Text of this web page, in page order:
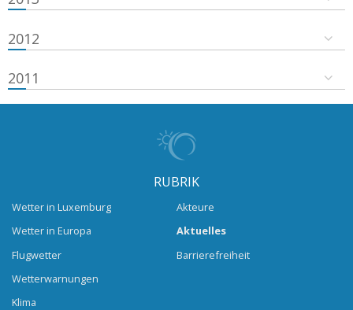
2012
2011
RUBRIK
Wetter in Luxemburg
Wetter in Europa
Flugwetter
Wetterwarnungen
Klima
Akteure
Aktuelles
Barrierefreiheit